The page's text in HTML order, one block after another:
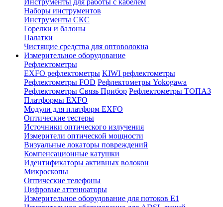
Наборы инструментов
Инструменты СКС
Горелки и балоны
Палатки
Чистящие средства для оптоволокна
Измерительное оборудование
Рефлектометры
EXFO рефлектометры KIWI рефлектометры
Рефлектометры FOD Рефлектометры Yokogawa
Рефлектометры Связь Прибор Рефлектометры ТОПАЗ
Платформы EXFO
Модули для платформ EXFO
Оптические тестеры
Источники оптического излучения
Измерители оптической мощности
Визуальные локаторы повреждений
Компенсационные катушки
Идентификаторы активных волокон
Микроскопы
Оптические телефоны
Цифровые аттенюаторы
Измерительное оборудование для потоков Е1